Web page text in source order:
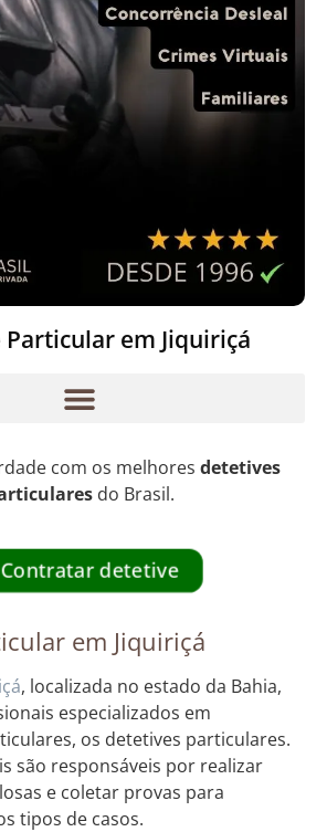
Particular em Jiquiriçá
com os melhores detetives
do Brasil.
detetive
em Jiquiriçá
, localizada no estado da Bahia,
especializados em
os detetives particulares.
são responsáveis por realizar
e coletar provas para
tipos de casos.